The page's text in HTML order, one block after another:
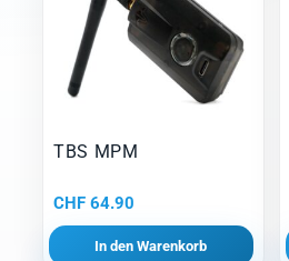
TBS MPM
CHF64.90
In den Warenkorb